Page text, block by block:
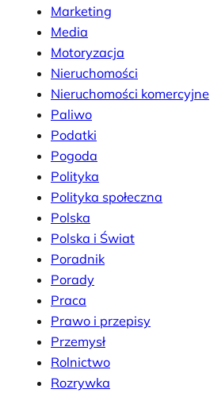
Marketing
Media
Motoryzacja
Nieruchomości
Nieruchomości komercyjne
Paliwo
Podatki
Pogoda
Polityka
Polityka społeczna
Polska
Polska i Świat
Poradnik
Porady
Praca
Prawo i przepisy
Przemysł
Rolnictwo
Rozrywka